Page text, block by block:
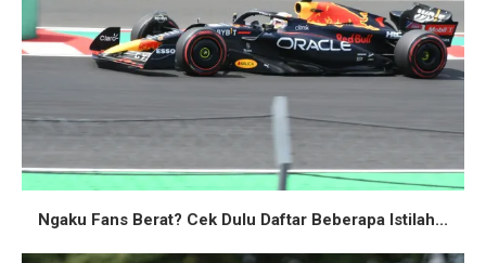
Ngaku Fans Berat? Cek Dulu Daftar Beberapa Istilah...